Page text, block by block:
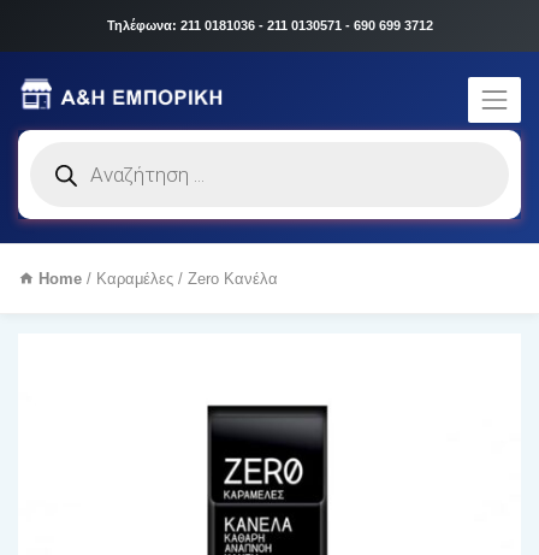
Τηλέφωνα: 211 0181036 - 211 0130571 - 690 699 3712
search
Home / Καραμέλες / Zero Κανέλα